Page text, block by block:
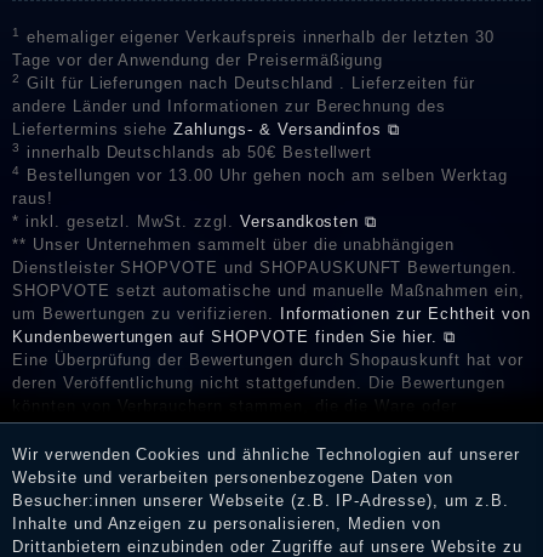
1
ehemaliger eigener Verkaufspreis innerhalb der letzten 30
Tage vor der Anwendung der Preisermäßigung
2
Gilt für Lieferungen nach Deutschland . Lieferzeiten für
andere Länder und Informationen zur Berechnung des
Liefertermins sieheZahlungs- & Versandinfos ⧉
3 innerhalb Deutschlands ab 50€ Bestellwert
4
Bestellungen vor 13.00 Uhr gehen noch am selben Werktag
raus!
* inkl. gesetzl. MwSt. zzgl. Versandkosten ⧉
** Unser Unternehmen sammelt über die unabhängigen
Dienstleister SHOPVOTE und SHOPAUSKUNFT Bewertungen.
SHOPVOTE setzt automatische und manuelle Maßnahmen ein,
um Bewertungen zu verifizieren.
Informationen zur Echtheit von
Kundenbewertungen auf SHOPVOTE finden Sie hier. ⧉
Eine Überprüfung der Bewertungen durch Shopauskunft hat vor
deren Veröffentlichung nicht stattgefunden. Die Bewertungen
könnten von Verbrauchern stammen, die die Ware oder
Dienstleistungen gar nicht erworben oder genutzt haben. Nach
Erhalt einer Benachrichtigungs-E-Mail können Händler die
Bewertungen verifizieren und über die erfolgte Verifizierung im
Shop informieren.
Wir verwenden Cookies und ähnliche Technologien auf unserer
Website und verarbeiten personenbezogene Daten von
Besucher:innen unserer Webseite (z.B. IP-Adresse), um z.B.
Inhalte und Anzeigen zu personalisieren, Medien von
Drittanbietern einzubinden oder Zugriffe auf unsere Website zu